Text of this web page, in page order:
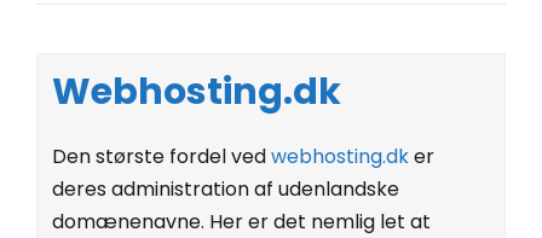
Webhosting.dk
Den største fordel vedwebhosting.dker
deres administration af udenlandske
domænenavne. Her er det nemlig let at